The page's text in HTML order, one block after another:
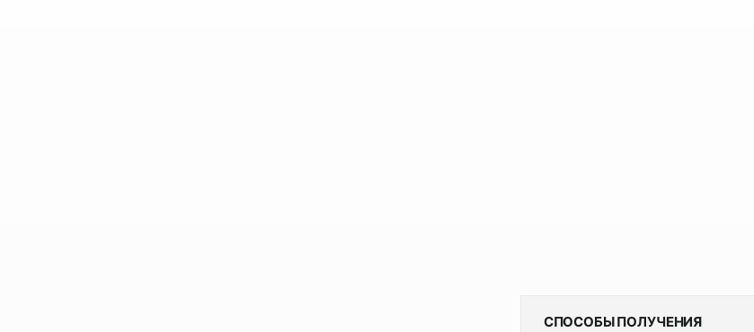
СПОСОБЫ ПОЛУЧЕНИЯ